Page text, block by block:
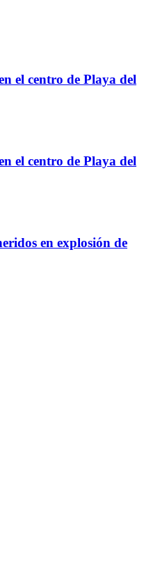
el centro de Playa del
el centro de Playa del
en explosión de